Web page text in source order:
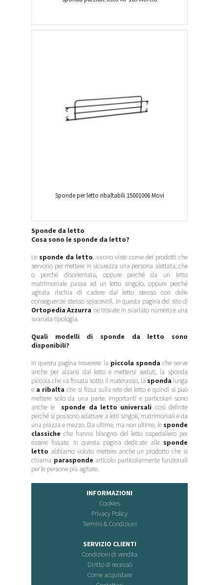
Sponde per letto ribaltabili 15001006 Movi
Sponde da letto
Cosa sono le sponde da letto?
Le sponde da letto, vanno viste come dei prodotti che
servono per mettere in sicurezza una persona alettata, che
o perché disorientata, oppure perché da un letto
matrimoniale passa ad un letto singolo, oppure perché
agitata rischia di cadere dal letto stesso con delle
conseguenze stesso spiacevoli. In questa pagina del sito di
Ortopedia Azzurra ne trovate in svariato numero e una
svariata tipologia.
Quali modelli di sponde da letto sono
disponibili?
In questa pagina troverete la piccola sponda che serve
anche per alzarsi dal letto e mettersi seduti, la sponda
piccola che va fissata sotto il materasso, la sponda lunga
e a ribalta che si fissa sulla rete del letto e quindi si può
mettere solo da una parte. Importanti e particolari sono
anche le sponde da letto universali così definite
perché si possono adattare a letti singoli, matrimoniali e da
una piazza e mezzo. Da ultime, ma non ultime, le sponde
classiche che hanno bisogno del letto ospedaliero per
essere fissate. In questa pagina dedicate alle sponde
letto abbiamo voluto mettere anche un prodotto che si
chiama parasponde articolo particolarmente funzionali
per le persone più agitate.
INFORMAZIONI
Cookies
Privacy Policy
Termini & Condizioni
SERVIZIO CLIENTI
Condizioni di vendita
Diritto di recesso
Come acquistare